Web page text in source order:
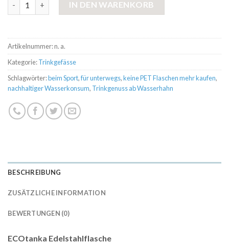
IN DEN WARENKORB
Artikelnummer:n. a.
Kategorie:Trinkgefässe
Schlagwörter:beim Sport,für unterwegs,keine PET Flaschen mehr kaufen,
nachhaltiger Wasserkonsum, Trinkgenuss ab Wasserhahn
BESCHREIBUNG
ZUSÄTZLICHE INFORMATION
BEWERTUNGEN (0)
ECOtanka Edelstahlflasche